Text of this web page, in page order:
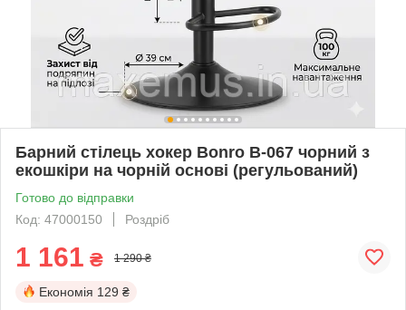
Барний стілець хокер Bonro B-067 чорний з
екошкіри на чорній основі (регульований)
Готово до відправки
Код: 47000150
Роздріб
1 161 ₴ 1 290 ₴
Економія 129 ₴